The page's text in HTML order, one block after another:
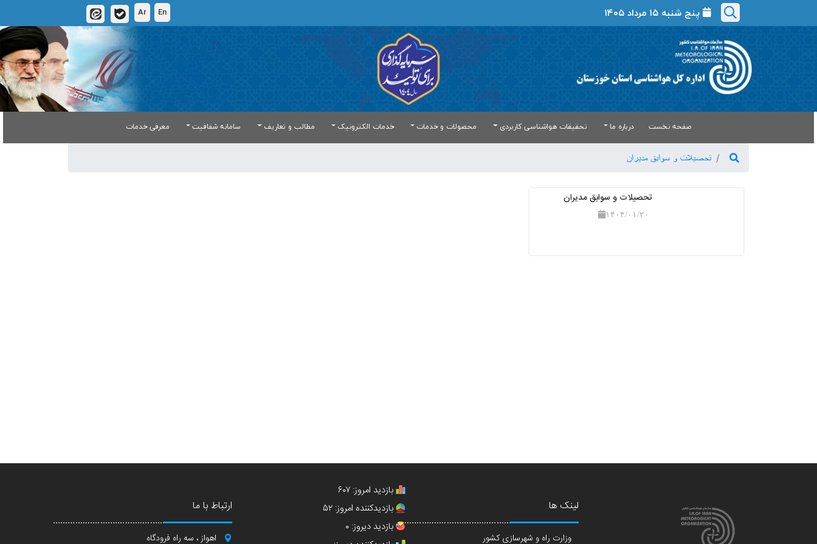
پنج شنبه ۱۵ مرداد ۱۴۰۵ En
Ar
صفحه نخست درباره ما تحقیقات هواشناسی کاربردی محصولات و خدمات خدمات الکترونیک مطالب و تعاریف سامانه شفافیت معرفی خدمات
تحصیلات و سوابق مدیران
تحصیلات و سوابق مدیران
۱۴۰۴/۰۱/۲۰
لینک ها
وزارت راه و شهرسازی کشور
بازدید امروز: ۶۰۷
بازدیدکننده امروز: ۵۲
بازدید دیروز: ۰
ارتباط با ما
اهواز ، سه راه فرودگاه